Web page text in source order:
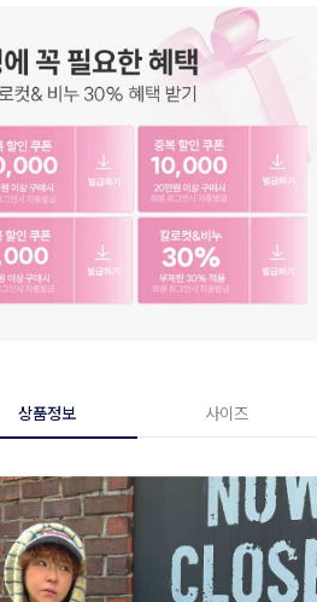
상품정보 사이즈